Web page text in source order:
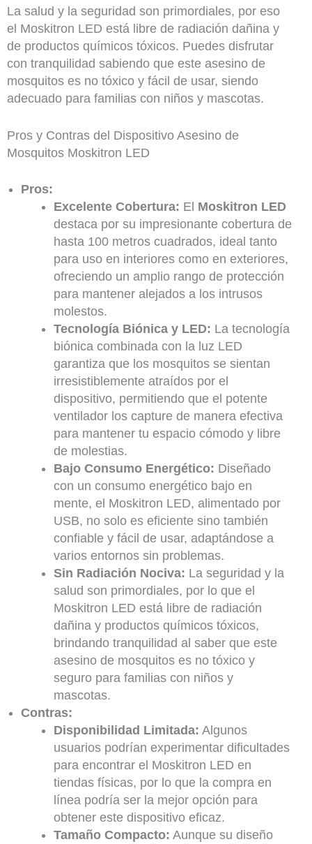
La salud y la seguridad son primordiales, por eso
el Moskitron LED está libre de radiación dañina y
de productos químicos tóxicos. Puedes disfrutar
con tranquilidad sabiendo que este asesino de
mosquitos es no tóxico y fácil de usar, siendo
adecuado para familias con niños y mascotas.
Pros y Contras del Dispositivo Asesino de
Mosquitos Moskitron LED
Pros:
Excelente Cobertura: El Moskitron LED
destaca por su impresionante cobertura de
hasta 100 metros cuadrados, ideal tanto
para uso en interiores como en exteriores,
ofreciendo un amplio rango de protección
para mantener alejados a los intrusos
molestos.
Tecnología Biónica y LED: La tecnología
biónica combinada con la luz LED
garantiza que los mosquitos se sientan
irresistiblemente atraídos por el
dispositivo, permitiendo que el potente
ventilador los capture de manera efectiva
para mantener tu espacio cómodo y libre
de molestias.
Bajo Consumo Energético: Diseñado
con un consumo energético bajo en
mente, el Moskitron LED, alimentado por
USB, no solo es eficiente sino también
confiable y fácil de usar, adaptándose a
varios entornos sin problemas.
Sin Radiación Nociva: La seguridad y la
salud son primordiales, por lo que el
Moskitron LED está libre de radiación
dañina y productos químicos tóxicos,
brindando tranquilidad al saber que este
asesino de mosquitos es no tóxico y
seguro para familias con niños y
mascotas.
Contras:
Disponibilidad Limitada: Algunos
usuarios podrían experimentar dificultades
para encontrar el Moskitron LED en
tiendas físicas, por lo que la compra en
línea podría ser la mejor opción para
obtener este dispositivo eficaz.
Tamaño Compacto: Aunque su diseño